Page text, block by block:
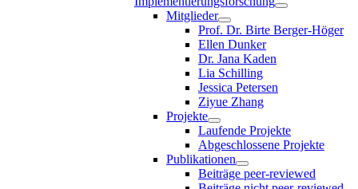
Mitglieder
Prof. Dr. Birte Berger-Höger
Ellen Dunker
Dr. Jana Kaden
Lia Schilling
Jessica Petersen
Ziyue Zhang
Projekte
Laufende Projekte
Abgeschlossene Projekte
Publikationen
Beiträge peer-reviewed